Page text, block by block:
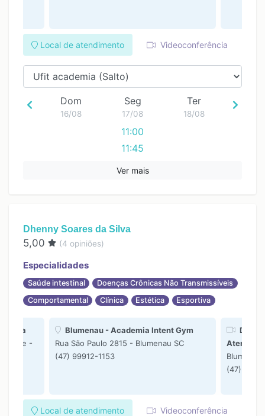
Local de atendimento Videoconferência
Dom
16/08
Seg
17/08
11:00
11:45
12:30
Ter
18/08
Ver mais
Dhenny Soares da Silva
5,00 (4 opiniões)
Especialidades
Saúde intestinal
Doenças Crônicas Não Transmissíveis
Comportamental
Clínica Estética Esportiva
Office -
Blumenau - Academia Intent Gym
Rua São Paulo 2815 - Blumenau SC
(47) 99912-1153
Blumenau
(47)
Local de atendimento Videoconferência